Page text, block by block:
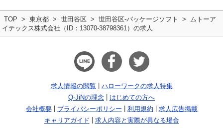
TOP 東京都 世田谷区 世田谷区-パッケージソフト
ムトーア
イテックス株式会社（ID：13070-38798361）の求人
求人情報の閲覧
ハローワークの求人特集
Q-JiNの理念
はじめての方へ
会社概要
プライバシーポリシー 利用規約
求人広告掲載
キャリアガイド
求人内容と実際が異なる場合